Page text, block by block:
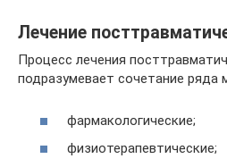
Лечение
Процесс лечения
подразумевает сочетание ряда
фармакологические;
физиотерапевтические;